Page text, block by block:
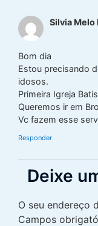
Silvia Melo
Bom dia
Estou precisando
idosos.
Primeira Igreja
Queremos ir em
Vc fazem esse
Responder
Deixe
O seu endereço
Campos